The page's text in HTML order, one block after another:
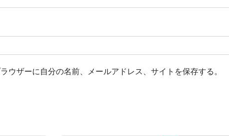
ウザーに自分の名前、メールアドレス、サイトを保存する。